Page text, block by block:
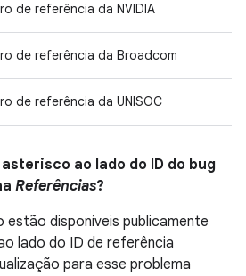
de referência da NVIDIA
de referência da Broadcom
de referência da UNISOC
ao lado do ID do bug
Referências?
estão disponíveis publicamente
lado do ID de referência
para esse problema